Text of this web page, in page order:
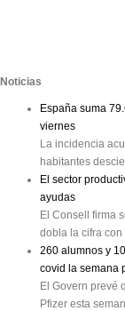
Noticias
España suma
viernes
La incidencia
habitantes
El sector
ayudas
El Consell firma
dobla la cifra
260 alumnos y
covid la semana
El Govern prevé
Pfizer esta